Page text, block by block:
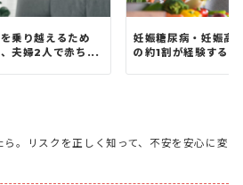
乗り越えるため
夫婦2人で赤ち...
妊娠糖尿病・妊娠高
の約1割が経験する
。リスクを正しく知って、不安を安心に変